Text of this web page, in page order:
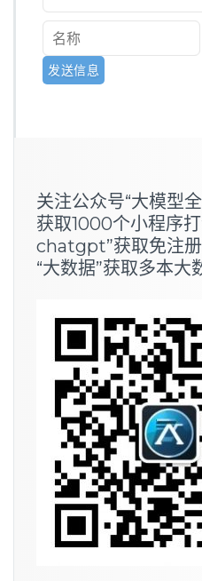
关注公众号“大模型
获取1000个小程序
chatgpt”获取免注
“大数据”获取多本大